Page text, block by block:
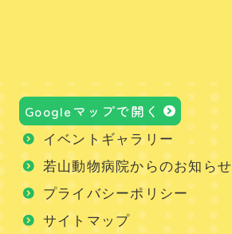
Googleマップで開く
イベントギャラリー
若山動物病院からのお知らせ
プライバシーポリシー
サイトマップ